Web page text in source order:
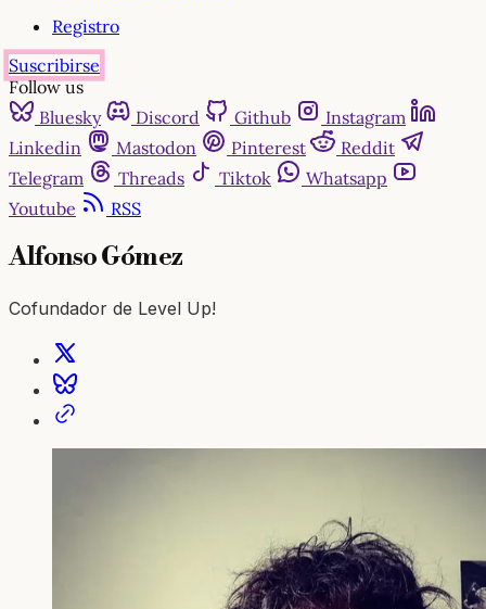
Registro
Suscribirse
Follow us
Bluesky
Discord Github
Instagram
Linkedin
Mastodon Pinterest
Reddit
Telegram
Threads Tiktok
Whatsapp
Youtube
RSS
Alfonso Gómez
Cofundador de Level Up!